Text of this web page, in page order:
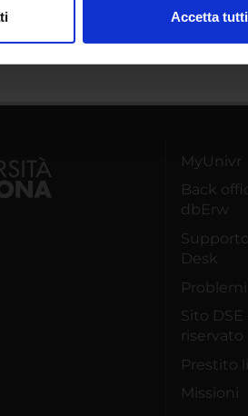
Accetta tutti
MyUnivr
Back
dbErw
Desk
Sito DSE
riservato
Prestito
Missioni